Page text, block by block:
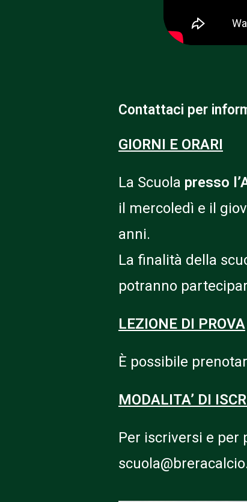
Contattaci per
GIORNI E ORARI
La Scuola presso
il mercoledì e il
anni.
La finalità della
potranno
LEZIONE DI PROVA
È possibile
MODALITA’ DI
Per iscriversi e per